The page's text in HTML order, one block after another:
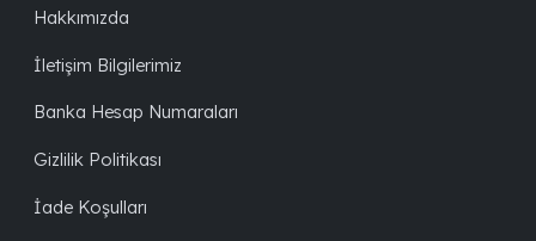
Hakkımızda
İletişim Bilgilerimiz
Banka Hesap Numaraları
Gizlilik Politikası
İade Koşulları